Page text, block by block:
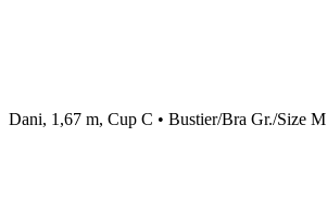
Dani, 1,67 m, Cup C • Bustier/Bra Gr./Size M